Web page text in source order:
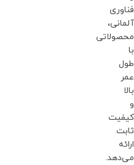
فناوری
آلمانی،
محصولاتی
با
طول
عمر
بالا
و
کیفیت
ثابت
ارائه
می‌دهد.